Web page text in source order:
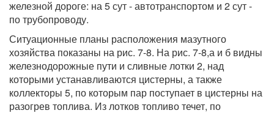
железной дороге: на 5 сут - автотранспортом и 2 сут -
по трубопроводу.
Ситуационные планы расположения мазутного
хозяйства показаны на рис. 7-8. На рис. 7-8,а и б видны
железнодорожные пути и сливные лотки 2, над
которыми устанавливаются цистерны, а также
коллекторы 5, по которым пар поступает в цистерны на
разогрев топлива. Из лотков топливо течет, по